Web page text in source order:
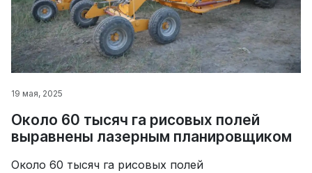
19 мая, 2025
Около 60 тысяч га рисовых полей
выравнены лазерным планировщиком
Около 60 тысяч га рисовых полей